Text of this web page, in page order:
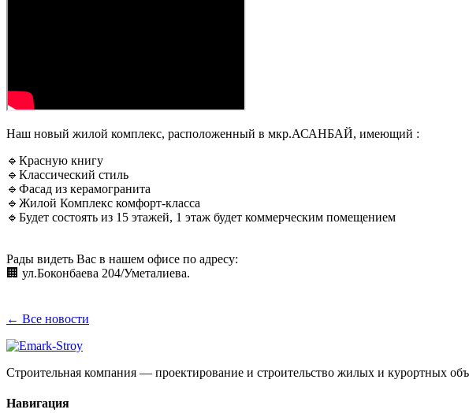
Наш новый жилой комплекс, расположенный в мкр.АСАНБАЙ, имеющий :
🔹Красную книгу
🔹Классический стиль
🔹Фасад из керамогранита
🔹Жилой Комплекс комфорт-класса
🔹Будет состоять из 15 этажей, 1 этаж будет коммерческим помещением
Рады видеть Вас в нашем офисе по адресу:
🏢 ул.Боконбаева 204/Уметалиева.
← Все новости
Строительная компания — проектирование и строительство жилых и курортных
Навигация